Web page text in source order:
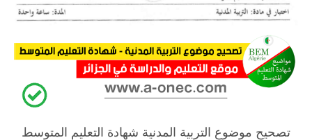
تصحيح موضوع التربية المدنية شهادة التعليم المتوسط